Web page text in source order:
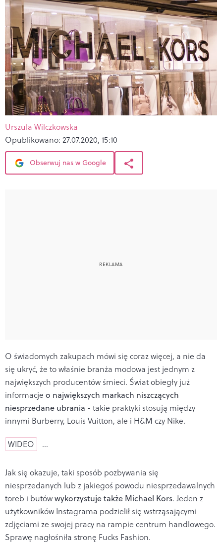
Urszula Wilczkowska
Opublikowano: 27.07.2020, 15:10
Obserwuj nas w Google
O świadomych zakupach mówi się coraz więcej, a nie da
się ukryć, że to właśnie branża modowa jest jednym z
największych producentów śmieci. Świat obiegły już
informacje o największych markach niszczących
niesprzedane ubrania - takie praktyki stosują między
innymi Burberry, Louis Vuitton, ale i H&M czy Nike.
WIDEO …
Jak się okazuje, taki sposób pozbywania się
niesprzedanych lub z jakiegoś powodu niesprzedawalnych
toreb i butówwykorzystuje także Michael Kors. Jeden z
użytkowników Instagrama podzielił się wstrząsającymi
zdjęciami ze swojej pracy na rampie centrum handlowego.
Sprawę nagłośniła stronę Fucks Fashion.